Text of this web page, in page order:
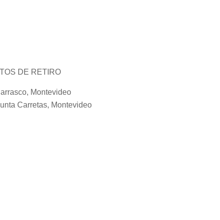
DE RETIRO
Montevideo
Carretas, Montevideo